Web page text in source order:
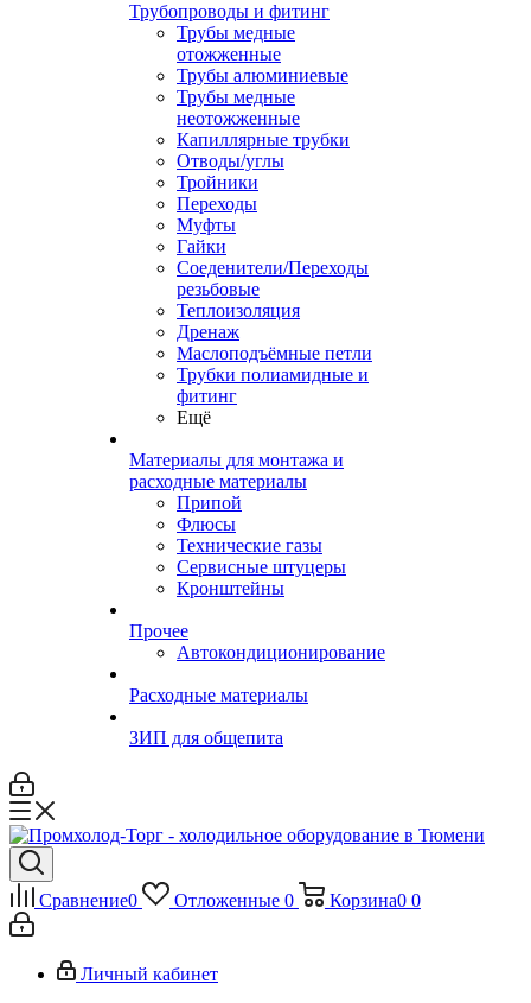
Трубопроводы и фитинг
Трубы медные
отожженные
Трубы алюминиевые
Трубы медные
неотожженные
Капиллярные трубки
Отводы/углы
Тройники
Переходы
Муфты
Гайки
Соеденители/Переходы
резьбовые
Теплоизоляция
Дренаж
Маслоподъёмные петли
Трубки полиамидные и
фитинг
Ещё
Материалы для монтажа и
расходные материалы
Припой
Флюсы
Технические газы
Сервисные штуцеры
Кронштейны
Прочее
Автокондиционирование
Расходные материалы
ЗИП для общепита
Сравнение0 Отложенные 0 Корзина0 0
Личный кабинет